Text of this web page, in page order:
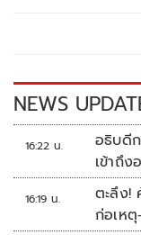
k k
NEWS
16:22 น.
อธิบดี
เข้าถึ
ชนวน
16:19 น.
ตะลึง!
ก่อเห